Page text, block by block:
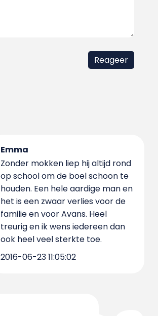
Emma
Zonder mokken liep hij altijd rond
op school om de boel schoon te
houden. Een hele aardige man en
het is een zwaar verlies voor de
familie en voor Avans. Heel
treurig en ik wens iedereen dan
ook heel veel sterkte toe.
2016-06-23 11:05:02